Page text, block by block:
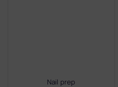
Nail prep